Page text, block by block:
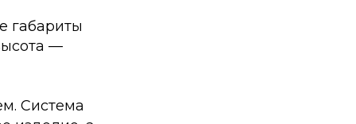
габариты
—
Система